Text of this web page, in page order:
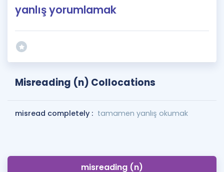
yanlış yorumlamak
Misreading (n) Collocations
misread completely : tamamen yanlış okumak
misreading (n)